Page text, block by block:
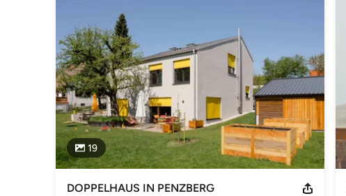
19
DOPPELHAUS IN PENZBERG